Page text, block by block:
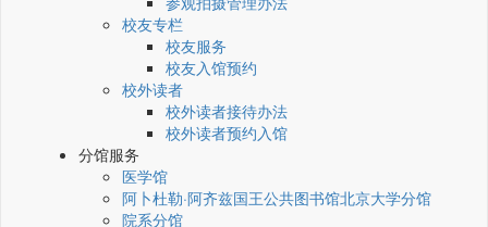
校友专栏
校友服务
校友入馆预约
校外读者
校外读者接待办法
校外读者预约入馆
分馆服务
医学馆
阿卜杜勒·阿齐兹国王公共图书馆北京大学分馆
院系分馆